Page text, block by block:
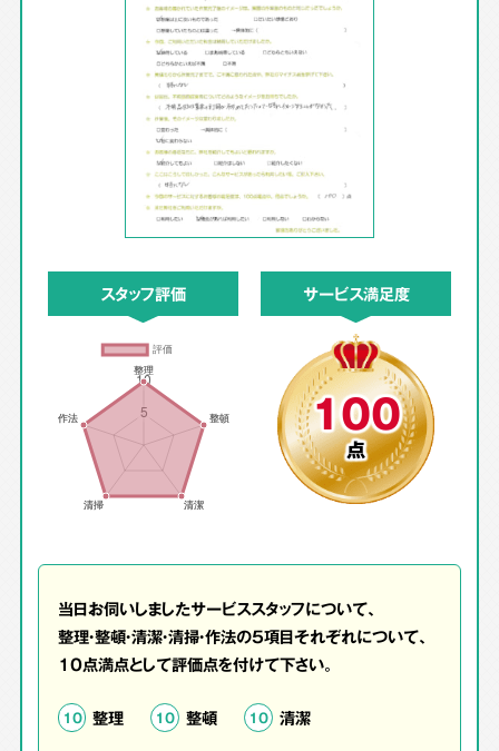
スタッフ評価 サービス満足度
100
点
当日お伺いしましたサービススタッフについて、
整理・整頓・清潔・清掃・作法の5項目それぞれについて、
10点満点として評価点を付けて下さい。
10 整理 10 整頓 10 清潔